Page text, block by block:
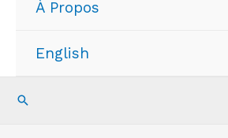
À Propos
English
Recherche